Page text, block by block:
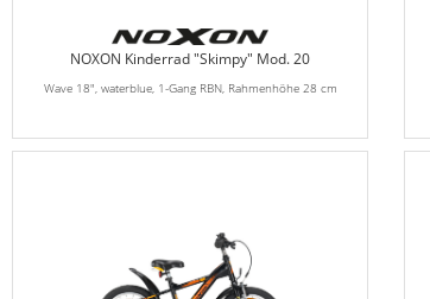
NOXON Kinderrad "Skimpy" Mod. 20
Wave 18", waterblue, 1-Gang RBN, Rahmenhöhe 28 cm